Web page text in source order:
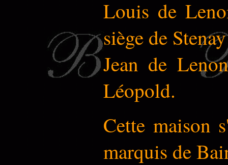
Louis de
siège de
Jean de
Léopold.
Cette maison
marquis de